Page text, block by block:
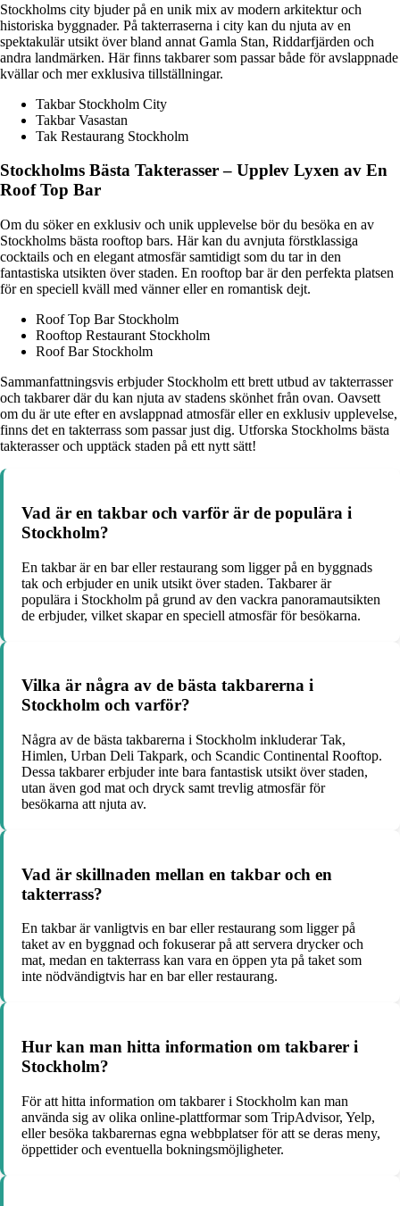
Stockholms city bjuder på en unik mix av modern arkitektur och
historiska byggnader. På takterraserna i city kan du njuta av en
spektakulär utsikt över bland annat Gamla Stan, Riddarfjärden och
andra landmärken. Här finns takbarer som passar både för avslappnade
kvällar och mer exklusiva tillställningar.
Takbar Stockholm City
Takbar Vasastan
Tak Restaurang Stockholm
Stockholms Bästa Takterasser – Upplev Lyxen av En
Roof Top Bar
Om du söker en exklusiv och unik upplevelse bör du besöka en av
Stockholms bästa rooftop bars. Här kan du avnjuta förstklassiga
cocktails och en elegant atmosfär samtidigt som du tar in den
fantastiska utsikten över staden. En rooftop bar är den perfekta platsen
för en speciell kväll med vänner eller en romantisk dejt.
Roof Top Bar Stockholm
Rooftop Restaurant Stockholm
Roof Bar Stockholm
Sammanfattningsvis erbjuder Stockholm ett brett utbud av takterrasser
och takbarer där du kan njuta av stadens skönhet från ovan. Oavsett
om du är ute efter en avslappnad atmosfär eller en exklusiv upplevelse,
finns det en takterrass som passar just dig. Utforska Stockholms bästa
takterasser och upptäck staden på ett nytt sätt!
Vad är en takbar och varför är de populära i
Stockholm?
En takbar är en bar eller restaurang som ligger på en byggnads
tak och erbjuder en unik utsikt över staden. Takbarer är
populära i Stockholm på grund av den vackra panoramautsikten
de erbjuder, vilket skapar en speciell atmosfär för besökarna.
Vilka är några av de bästa takbarerna i
Stockholm och varför?
Några av de bästa takbarerna i Stockholm inkluderar Tak,
Himlen, Urban Deli Takpark, och Scandic Continental Rooftop.
Dessa takbarer erbjuder inte bara fantastisk utsikt över staden,
utan även god mat och dryck samt trevlig atmosfär för
besökarna att njuta av.
Vad är skillnaden mellan en takbar och en
takterrass?
En takbar är vanligtvis en bar eller restaurang som ligger på
taket av en byggnad och fokuserar på att servera drycker och
mat, medan en takterrass kan vara en öppen yta på taket som
inte nödvändigtvis har en bar eller restaurang.
Hur kan man hitta information om takbarer i
Stockholm?
För att hitta information om takbarer i Stockholm kan man
använda sig av olika online-plattformar som TripAdvisor, Yelp,
eller besöka takbarernas egna webbplatser för att se deras meny,
öppettider och eventuella bokningsmöjligheter.